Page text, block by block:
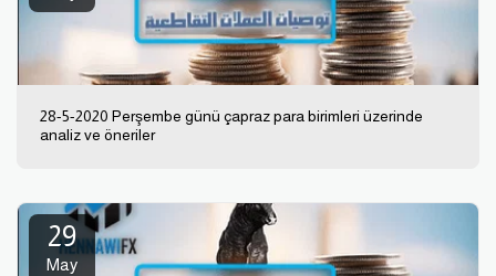
28-5-2020 Perşembe günü çapraz para birimleri üzerinde
analiz ve öneriler
29
May